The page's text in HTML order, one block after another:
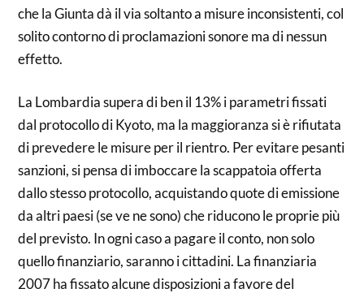
che la Giunta dà il via soltanto a misure inconsistenti, col
solito contorno di proclamazioni sonore ma di nessun
effetto.
La Lombardia supera di ben il 13% i parametri fissati
dal protocollo di Kyoto, ma la maggioranza si è rifiutata
di prevedere le misure per il rientro. Per evitare pesanti
sanzioni, si pensa di imboccare la scappatoia offerta
dallo stesso protocollo, acquistando quote di emissione
da altri paesi (se ve ne sono) che riducono le proprie più
del previsto. In ogni caso a pagare il conto, non solo
quello finanziario, saranno i cittadini. La finanziaria
2007 ha fissato alcune disposizioni a favore del